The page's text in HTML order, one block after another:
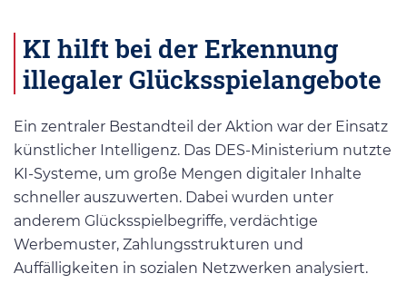
KI hilft bei der Erkennung
illegaler Glücksspielangebote
Ein zentraler Bestandteil der Aktion war der Einsatz
künstlicher Intelligenz. Das DES-Ministerium nutzte
KI-Systeme, um große Mengen digitaler Inhalte
schneller auszuwerten. Dabei wurden unter
anderem Glücksspielbegriffe, verdächtige
Werbemuster, Zahlungsstrukturen und
Auffälligkeiten in sozialen Netzwerken analysiert.